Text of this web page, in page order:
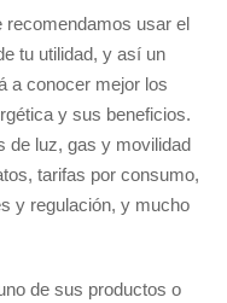
recomendamos usar el
tu utilidad, y así un
a conocer mejor los
y sus beneficios.
de luz, gas y movilidad
tarifas por consumo,
y regulación, y mucho
de sus productos o